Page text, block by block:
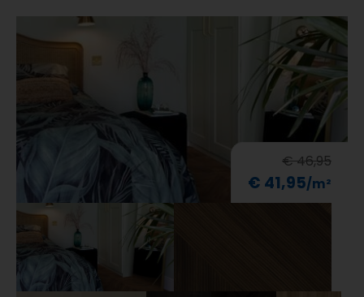
€ 46,95
€ 41,95